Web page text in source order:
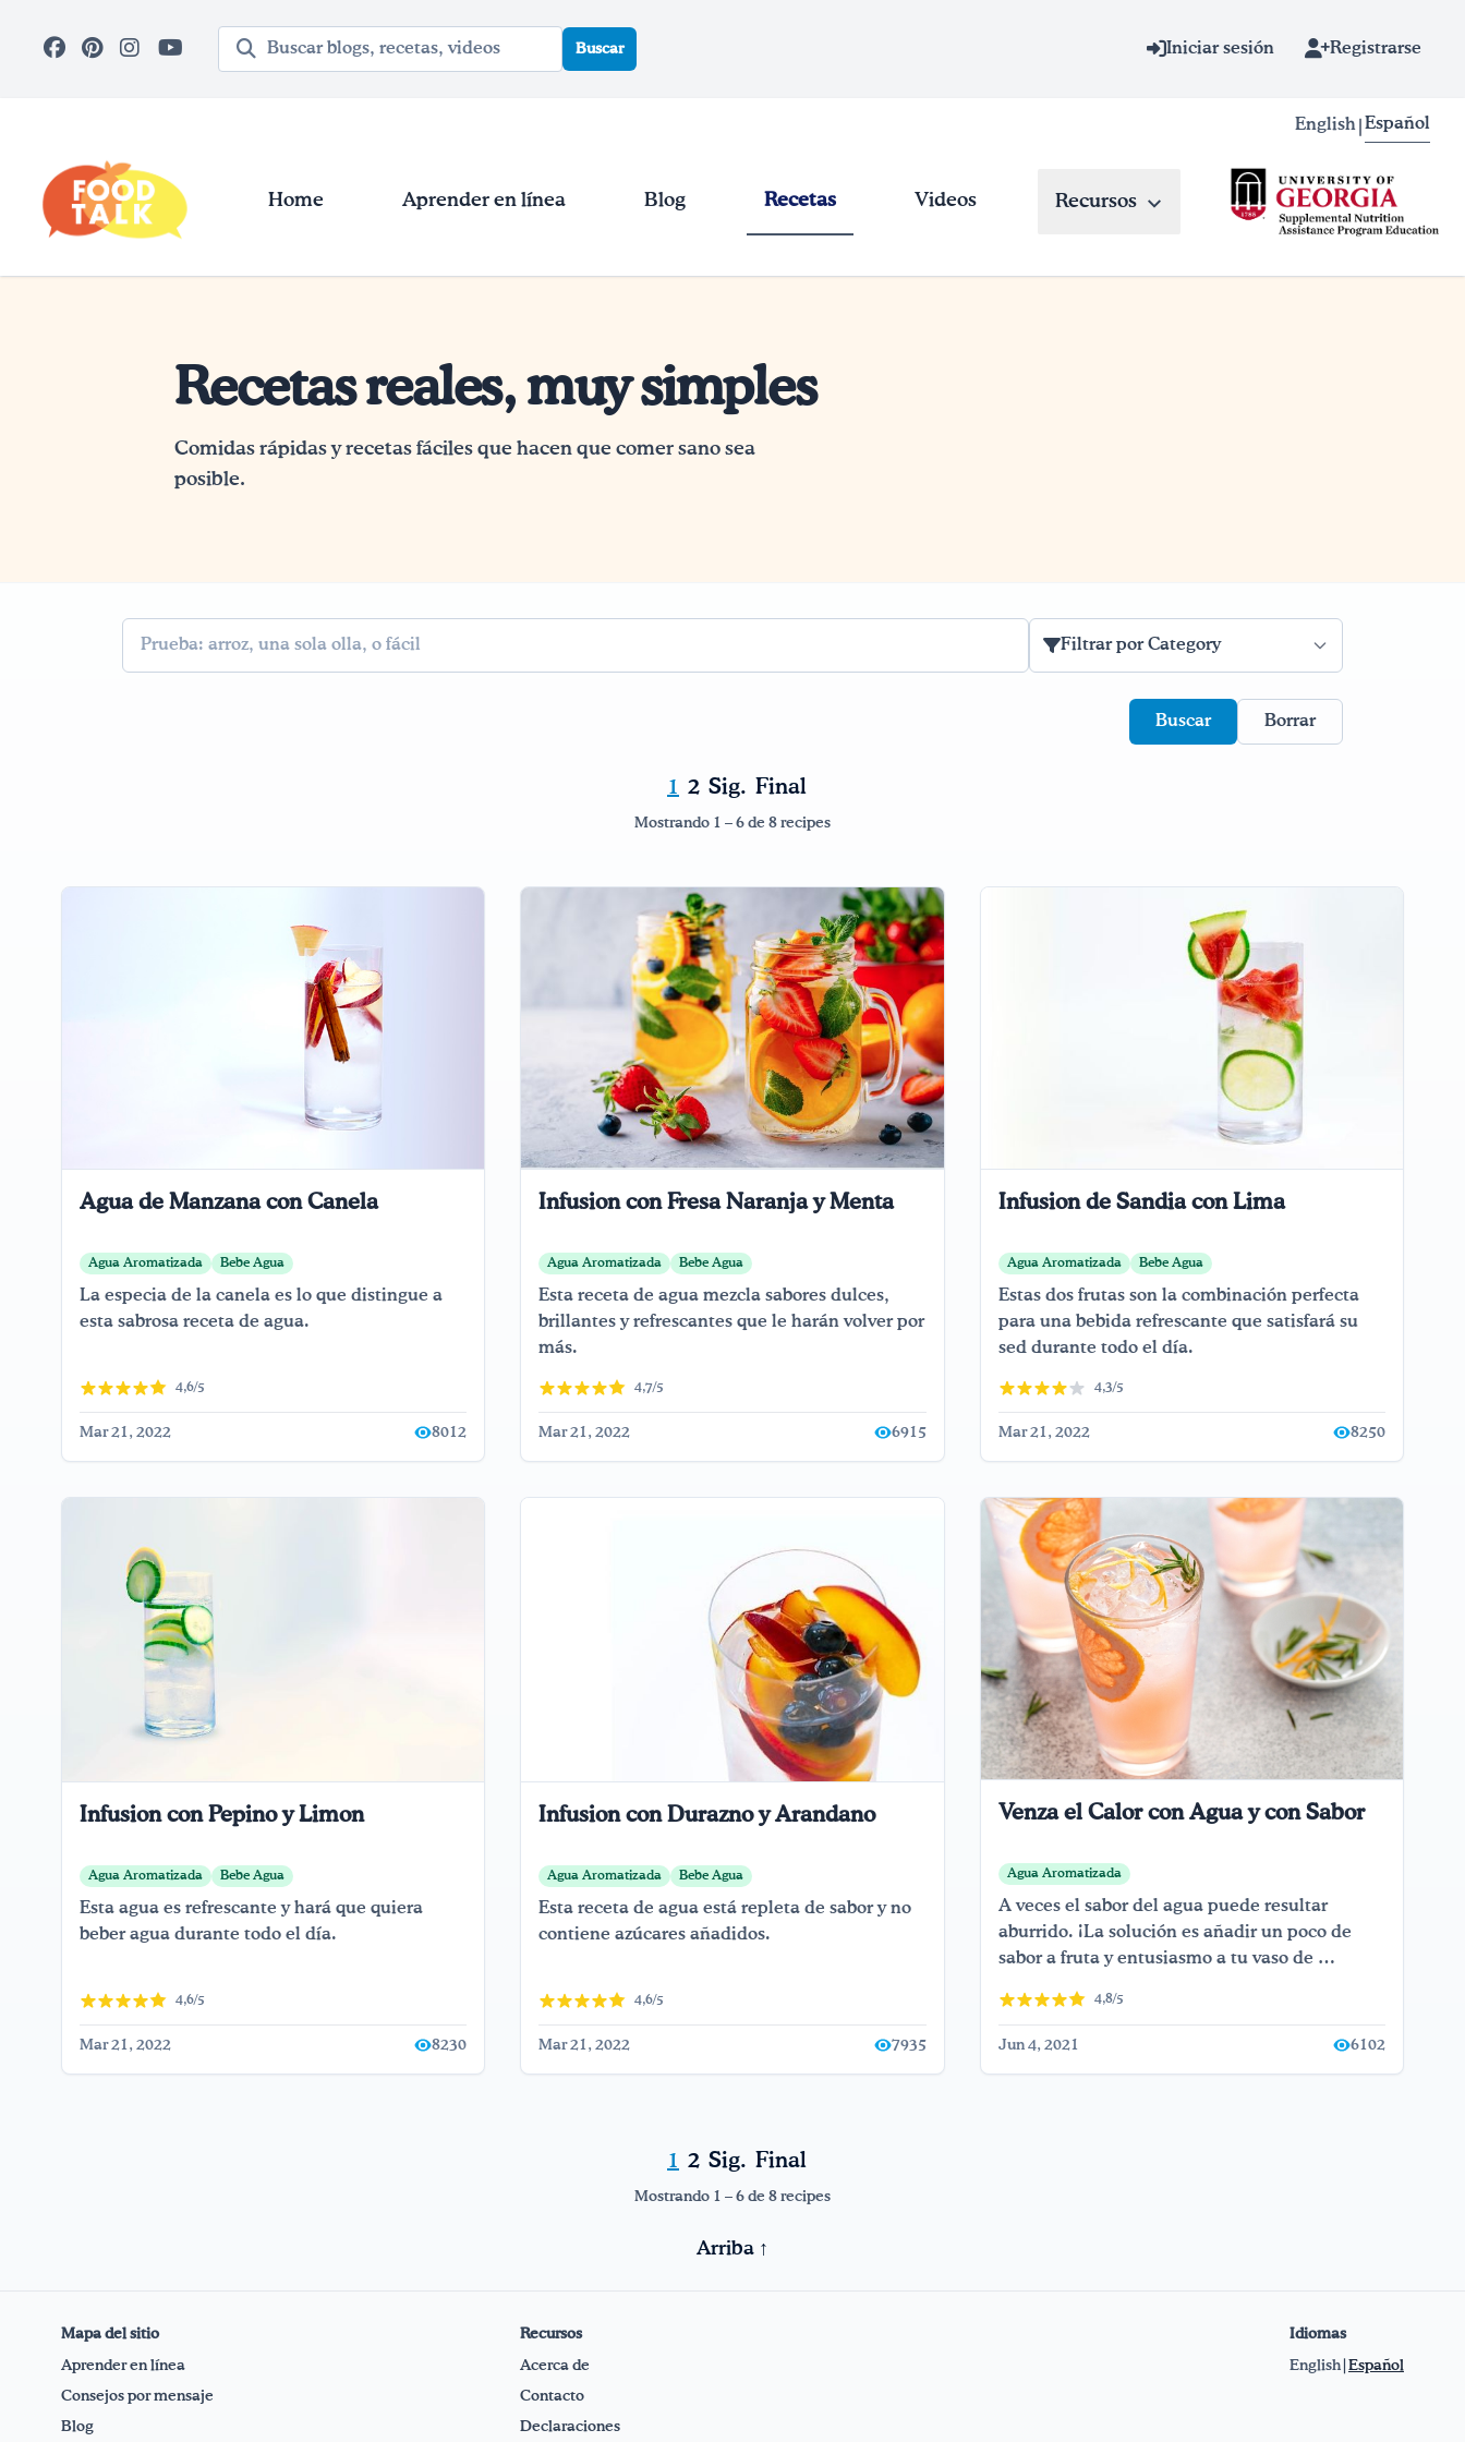
Término de búsqueda
Buscar Iniciar sesión Registrarse
English Español
Home Aprender en línea Blog Recetas Videos Recursos
Recetas reales, muy simples
Comidas rápidas y recetas fáciles que hacen que comer sano sea
posible.
Filtrar por Category
Borrar
1 2 Sig. Final
Mostrando 1 – 6 de 8 recipes
Agua de Manzana con Canela
Agua Aromatizada Bebe Agua
La especia de la canela es lo que distingue a
esta sabrosa receta de agua.
4,6/5
Mar 21, 2022 8012
Infusion con Fresa Naranja y Menta
Agua Aromatizada Bebe Agua
Esta receta de agua mezcla sabores dulces,
brillantes y refrescantes que le harán volver por
más.
4,7/5
Mar 21, 2022 6915
Infusion de Sandia con Lima
Agua Aromatizada Bebe Agua
Estas dos frutas son la combinación perfecta
para una bebida refrescante que satisfará su
sed durante todo el día.
4,3/5
Mar 21, 2022 8250
Infusion con Pepino y Limon
Agua Aromatizada Bebe Agua
Esta agua es refrescante y hará que quiera
beber agua durante todo el día.
4,6/5
Mar 21, 2022 8230
Infusion con Durazno y Arandano
Agua Aromatizada Bebe Agua
Esta receta de agua está repleta de sabor y no
contiene azúcares añadidos.
4,6/5
Mar 21, 2022 7935
Venza el Calor con Agua y con Sabor
Agua Aromatizada
A veces el sabor del agua puede resultar
aburrido. ¡La solución es añadir un poco de
sabor a fruta y entusiasmo a tu vaso de …
4,8/5
Jun 4, 2021 6102
1 2 Sig. Final
Mostrando 1 – 6 de 8 recipes
Arriba ↑
Mapa del sitio
Aprender en línea
Consejos por mensaje
Blog
Recursos
Acerca de
Contacto
Declaraciones
Idiomas
English| Español